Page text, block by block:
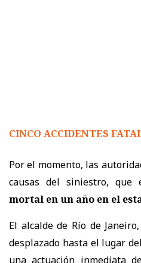
CINCO ACCIDENTES
Por el momento, las
causas del siniestro, que
mortal en un año en el
El alcalde de Río de
desplazado hasta el lugar
una actuación inmediata